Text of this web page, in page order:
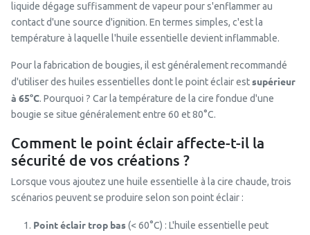
liquide dégage suffisamment de vapeur pour s'enflammer au
contact d'une source d'ignition. En termes simples, c'est la
température à laquelle l'huile essentielle devient inflammable.
Pour la fabrication de bougies, il est généralement recommandé
d'utiliser des huiles essentielles dont le point éclair estsupérieur
à 65°C. Pourquoi ? Car la température de la cire fondue d'une
bougie se situe généralement entre 60 et 80°C.
Comment le point éclair affecte-t-il la
sécurité de vos créations ?
Lorsque vous ajoutez une huile essentielle à la cire chaude, trois
scénarios peuvent se produire selon son point éclair :
Point éclair trop bas(< 60°C) : L'huile essentielle peut